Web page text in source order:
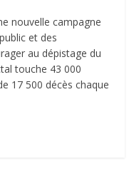
nouvelle campagne
et des
au dépistage du
touche 43 000
17 500 décès chaque